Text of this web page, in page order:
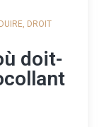
, DROIT
doit-